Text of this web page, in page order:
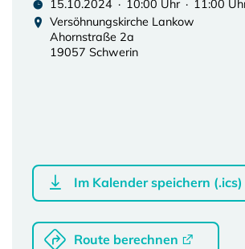
15.10.2024 · 10:00 Uhr · 11:00
Versöhnungskirche Lankow
Ahornstraße 2a
19057 Schwerin
Im Kalender speichern (.ics)
Route berechnen